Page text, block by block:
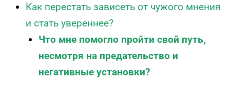
Как перестать зависеть от чужого мнения
и стать увереннее?
Что мне помогло пройти свой путь,
несмотря на предательство и
негативные установки?